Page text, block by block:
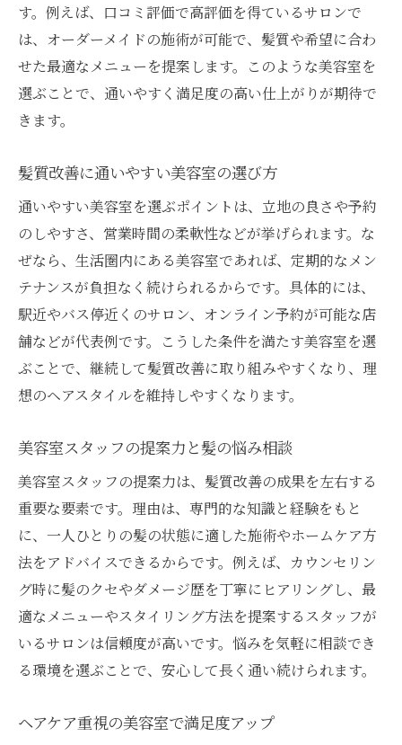
す。例えば、口コミ評価で高評価を得ているサロンで
は、オーダーメイドの施術が可能で、髪質や希望に合わ
せた最適なメニューを提案します。このような美容室を
選ぶことで、通いやすく満足度の高い仕上がりが期待で
きます。
髪質改善に通いやすい美容室の選び方
通いやすい美容室を選ぶポイントは、立地の良さや予約
のしやすさ、営業時間の柔軟性などが挙げられます。な
ぜなら、生活圏内にある美容室であれば、定期的なメン
テナンスが負担なく続けられるからです。具体的には、
駅近やバス停近くのサロン、オンライン予約が可能な店
舗などが代表例です。こうした条件を満たす美容室を選
ぶことで、継続して髪質改善に取り組みやすくなり、理
想のヘアスタイルを維持しやすくなります。
美容室スタッフの提案力と髪の悩み相談
美容室スタッフの提案力は、髪質改善の成果を左右する
重要な要素です。理由は、専門的な知識と経験をもと
に、一人ひとりの髪の状態に適した施術やホームケア方
法をアドバイスできるからです。例えば、カウンセリン
グ時に髪のクセやダメージ歴を丁寧にヒアリングし、最
適なメニューやスタイリング方法を提案するスタッフが
いるサロンは信頼度が高いです。悩みを気軽に相談でき
る環境を選ぶことで、安心して長く通い続けられます。
ヘアケア重視の美容室で満足度アップ